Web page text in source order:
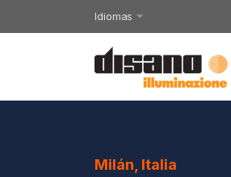
Idiomas
Milán, Italia